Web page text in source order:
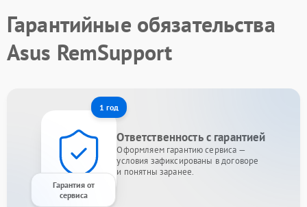
Гарантийные обязательства
Asus RemSupport
1 год
Гарантия от
сервиса
Ответственность с гарантией
Оформляем гарантию сервиса —
условия зафиксированы в договоре
и понятны заранее.